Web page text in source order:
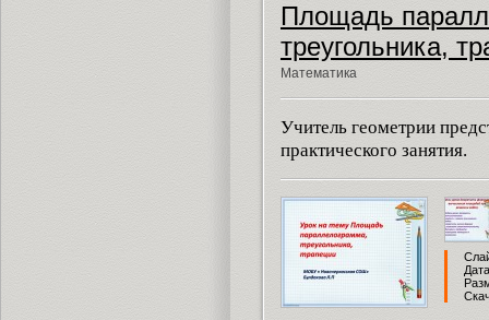
Площадь
треугольника,
Математика
Учитель геометрии
практического занятия.